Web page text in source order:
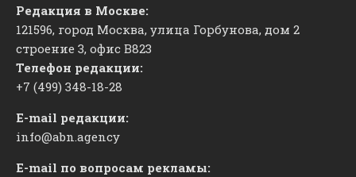
Редакция в Москве:
121596, город Москва, улица Горбунова, дом 2
строение 3, офис ​В823
Телефон редакции:
+7 (499) 348-18-28
E-mail редакции:
info@abn.agency
E-mail по вопросам рекламы: